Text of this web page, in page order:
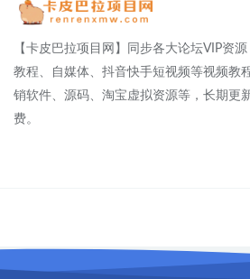
【卡皮巴拉项目网】同步各大论坛VIP资
教程、自媒体、抖音快手短视频等视频教
销软件、源码、淘宝虚拟资源等，长期更
费。